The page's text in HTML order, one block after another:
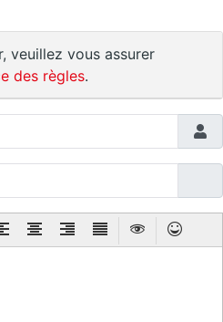
veuillez vous assurer
des règles.